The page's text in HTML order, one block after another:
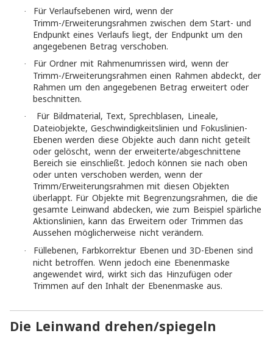
·
Für Verlaufsebenen wird, wenn der
Trimm-/Erweiterungsrahmen zwischen dem Start- und
Endpunkt eines Verlaufs liegt, der Endpunkt um den
angegebenen Betrag verschoben.
·
Für Ordner mit Rahmenumrissen wird, wenn der
Trimm-/Erweiterungsrahmen einen Rahmen abdeckt, der
Rahmen um den angegebenen Betrag erweitert oder
beschnitten.
·
Für Bildmaterial, Text, Sprechblasen, Lineale,
Dateiobjekte, Geschwindigkeitslinien und Fokuslinien-
Ebenen werden diese Objekte auch dann nicht geteilt
oder gelöscht, wenn der erweiterte/abgeschnittene
Bereich sie einschließt. Jedoch können sie nach oben
oder unten verschoben werden, wenn der
Trimm/Erweiterungsrahmen mit diesen Objekten
überlappt. Für Objekte mit Begrenzungsrahmen, die die
gesamte Leinwand abdecken, wie zum Beispiel spärliche
Aktionslinien, kann das Erweitern oder Trimmen das
Aussehen möglicherweise nicht verändern.
·
Füllebenen, Farbkorrektur Ebenen und 3D-Ebenen sind
nicht betroffen. Wenn jedoch eine Ebenenmaske
angewendet wird, wirkt sich das Hinzufügen oder
Trimmen auf den Inhalt der Ebenenmaske aus.
Die Leinwand drehen/spiegeln